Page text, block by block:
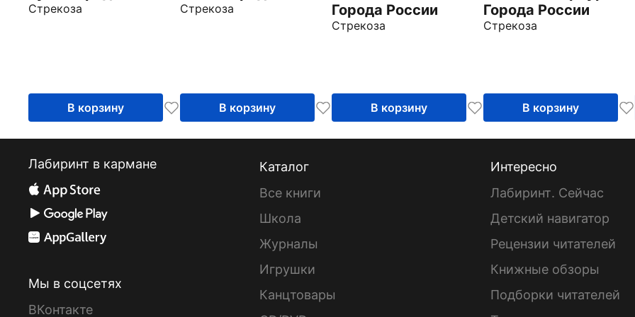
Стрекоза
В корзину
Стрекоза
В корзину
Города России
Стрекоза
В корзину
Города России
Стрекоза
В корзину
Лабиринт в кармане
Мы в соцсетях
ВКонтакте
Каталог
Все книги
Школа
Журналы
Игрушки
Канцтовары
Интересно
Лабиринт. Сейчас
Детский навигатор
Рецензии читателей
Книжные обзоры
Подборки читателей